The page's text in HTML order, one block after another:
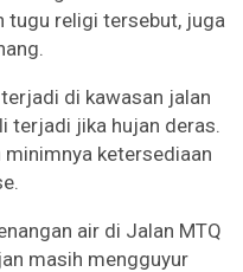
tugu religi tersebut, juga
di kawasan jalan
terjadi jika hujan deras.
minimnya ketersediaan
air di Jalan MTQ
masih mengguyur